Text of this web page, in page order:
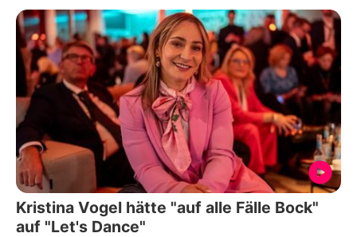
Kristina Vogel hätte "auf alle Fälle Bock"
auf "Let's Dance"